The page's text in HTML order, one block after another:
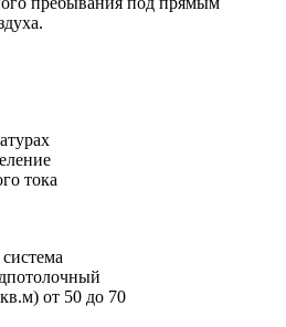
тока
от 50 до 70